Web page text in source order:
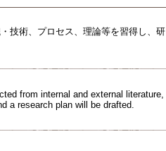
技術、プロセス、理論等を習得し、研
from internal and external literature,
a research plan will be drafted.